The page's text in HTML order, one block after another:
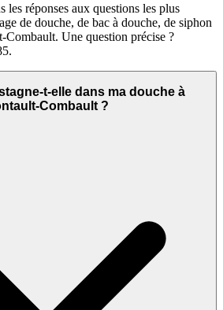
les réponses aux questions les plus
de douche, de bac à douche, de siphon
Combault. Une question précise ?
t-elle dans ma douche à
Combault ?